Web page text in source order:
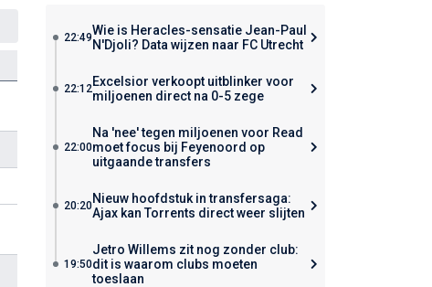
22:49Wie is Heracles-sensatie Jean-Paul
N'Djoli? Data wijzen naar FC Utrecht
22:12Excelsior verkoopt uitblinker voor
miljoenen direct na 0-5 zege
22:00
Na 'nee' tegen miljoenen voor Read
moet focus bij Feyenoord op
uitgaande transfers
20:20Nieuw hoofdstuk in transfersaga:
Ajax kan Torrents direct weer slijten
19:50
Jetro Willems zit nog zonder club:
dit is waarom clubs moeten
toeslaan